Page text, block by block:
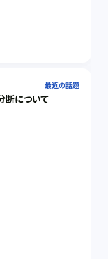
最近の話題
断について